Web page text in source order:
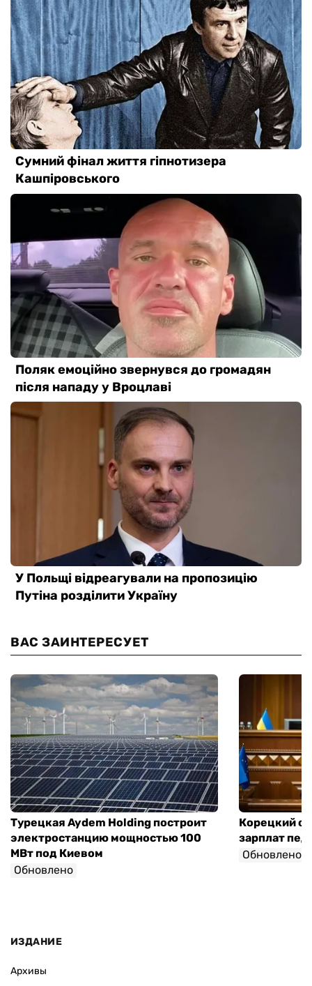
ВАС ЗАИНТЕРЕСУЕТ
Турецкая Aydem Holding построит
электростанцию мощностью 100
МВт под Киевом
Обновлено
Корецкий
зарплат
Обновлено
ИЗДАНИЕ
Архивы